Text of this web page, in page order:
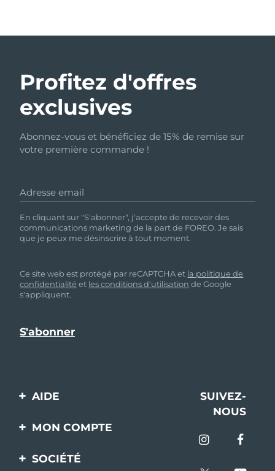
Profitez d'offres
exclusives
Abonnez-vous et bénéficiez de 15% de remise sur
votre première commande !
Adresse email
En cliquant sur "S'abonner", j'accepte de recevoir des
communications marketing de la part de FOREO. Je sais
que je peux me désinscrire à tout moment.
Ce site web est protégé par reCAPTCHA et la politique de
confidentialité et les conditions d'utilisation de Google
s'appliquent.
AIDE
Contactez-nous
livraisons
SUIVEZ-
NOUS
MON COMPTE
Enregistrement produit
SOCIÉTÉ